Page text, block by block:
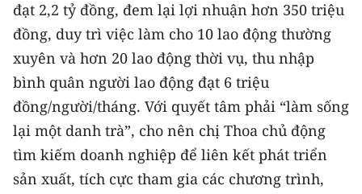
Duyên hải Nam Trung Bộ và Tây
Nguyên
Đông Nam Bộ
Đồng bằng sông Cửu Long
Chuyên trang Hà Nội
đạt 2,2 tỷ đồng, đem lại lợi nhuận hơn 350 triệu
đồng, duy trì việc làm cho 10 lao động thường
xuyên và hơn 20 lao động thời vụ, thu nhập
bình quân người lao động đạt 6 triệu
đồng/người/tháng. Với quyết tâm phải “làm sống
lại một danh trà”, cho nên chị Thoa chủ động
tìm kiếm doanh nghiệp để liên kết phát triển
sản xuất, tích cực tham gia các chương trình,